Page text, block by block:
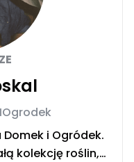
i Ogródek.
kolekcję roślin,